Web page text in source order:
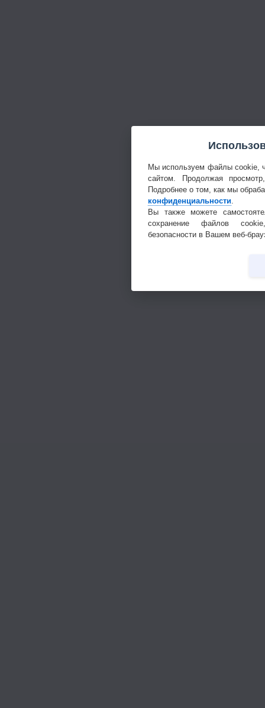
Мы используем файлы cookie,
сайтом. Продолжая
Подробнее о том, как мы
конфиденциальности
Вы также можете
сохранение файлов
безопасности в Вашем веб-